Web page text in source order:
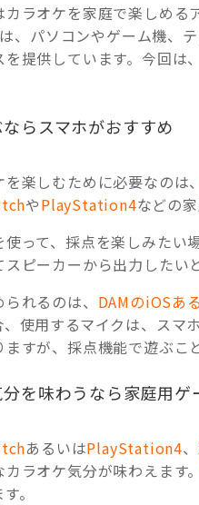
カラオケを家庭で楽しめる
、パソコンやゲーム機、
を提供しています。今回
らスマホがおすすめ
楽しむために必要なのは、
やPlayStation4などの
使って、採点を楽しみた
ピーカーから出力したい
れるのは、 DAMのiOSあ
使用するマイクは、スマ
すが、採点機能で遊ぶこ
を味わうなら家庭用ゲ
あるいはPlayStation4、
ラオケ気分が味わえます。
。